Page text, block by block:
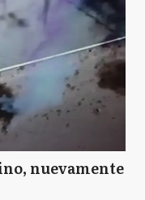
nuevamente